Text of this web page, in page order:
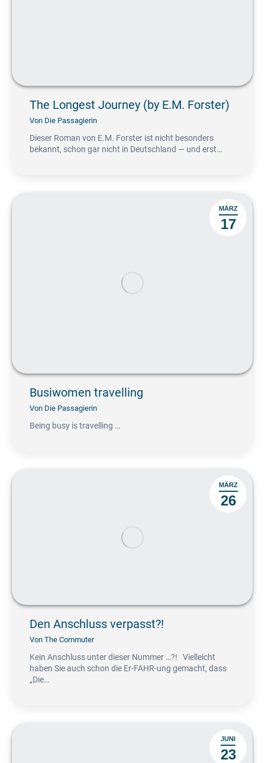
The Longest Journey (by E.M. Forster)
Von Die Passagierin
Dieser Roman von E.M. Forster ist nicht besonders
bekannt, schon gar nicht in Deutschland — und erst…
MÄRZ
17
Busiwomen travelling
Von Die Passagierin
Being busy is travelling …
MÄRZ
26
Den Anschluss verpasst?!
Von The Commuter
Kein Anschluss unter dieser Nummer …?! Vielleicht
haben Sie auch schon die Er-FAHR-ung gemacht, dass
„Die…
JUNI
23